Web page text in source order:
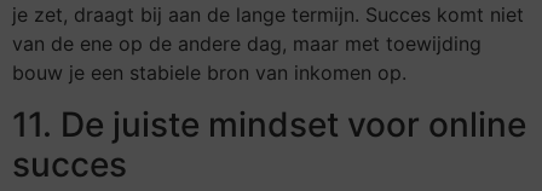
je zet, draagt bij aan de lange termijn. Succes komt niet
van de ene op de andere dag, maar met toewijding
bouw je een stabiele bron van inkomen op.
11. De juiste mindset voor online
succes